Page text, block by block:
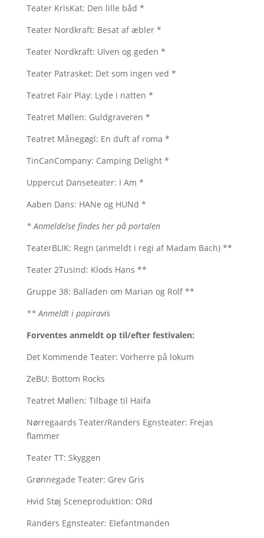
Teater KrisKat: Den lille båd *
Teater Nordkraft: Besat af æbler *
Teater Nordkraft: Ulven og geden *
Teater Patrasket: Det som ingen ved *
Teatret Fair Play: Lyde i natten *
Teatret Møllen: Guldgraveren *
Teatret Månegøgl: En duft af roma *
TinCanCompany: Camping Delight *
Uppercut Danseteater: I Am *
Aaben Dans: HANe og HUNd *
* Anmeldelse findes her på portalen
TeaterBLIK: Regn (anmeldt i regi af Madam Bach) **
Teater 2Tusind: Klods Hans **
Gruppe 38: Balladen om Marian og Rolf **
** Anmeldt i papiravis
Forventes anmeldt op til/efter festivalen:
Det Kommende Teater: Vorherre på lokum
ZeBU: Bottom Rocks
Teatret Møllen: Tilbage til Haifa
Nørregaards Teater/Randers Egnsteater: Frejas
flammer
Teater TT: Skyggen
Grønnegade Teater: Grev Gris
Hvid Støj Sceneproduktion: ORd
Randers Egnsteater: Elefantmanden